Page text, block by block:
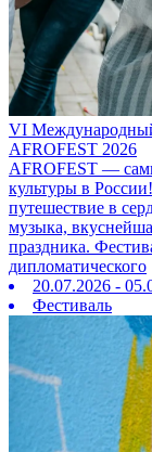
VI
AFROFEST 2026
AFROFEST —
культуры в
путешествие в
музыка,
праздника.
дипломатического
20.07.2026 -
Фестиваль